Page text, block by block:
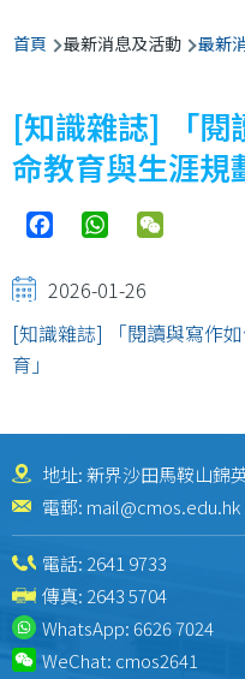
導
航
連
結
首頁 最新消息及活動 最新
[知識雜誌] 「閱
命教育與生涯規
FacebookWhatsApp
2026-01-26
[知識雜誌] 「閱讀與寫作
育」
地址: 新界沙田馬鞍山錦
電郵: mail@cmos.edu.hk
電話: 2641 9733
傳真: 2643 5704
WhatsApp:6626 7024
WeChat: cmos2641